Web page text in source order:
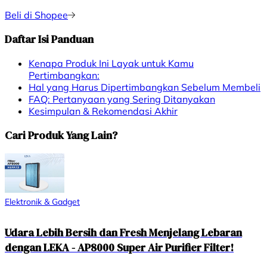
Beli di Shopee
Daftar Isi Panduan
Kenapa Produk Ini Layak untuk Kamu
Pertimbangkan:
Hal yang Harus Dipertimbangkan Sebelum Membeli
FAQ: Pertanyaan yang Sering Ditanyakan
Kesimpulan & Rekomendasi Akhir
Cari Produk Yang Lain?
Elektronik & Gadget
Udara Lebih Bersih dan Fresh Menjelang Lebaran
dengan LEKA - AP8000 Super Air Purifier Filter!